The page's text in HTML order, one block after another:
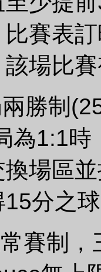
賽表
該場比
勝制
為1:1
換場區
15分之
賽制